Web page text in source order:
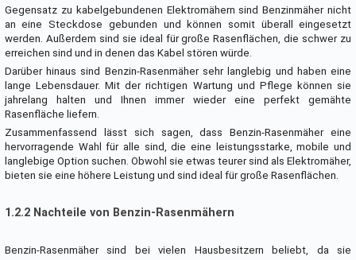
Gegensatz zu kabelgebundenen Elektromähern sind Benzinmäher nicht
an eine Steckdose gebunden und können somit überall eingesetzt
werden. Außerdem sind sie ideal für große Rasenflächen, die schwer zu
erreichen sind und in denen das Kabel stören würde.
Darüber hinaus sind Benzin-Rasenmäher sehr langlebig und haben eine
lange Lebensdauer. Mit der richtigen Wartung und Pflege können sie
jahrelang halten und Ihnen immer wieder eine perfekt gemähte
Rasenfläche liefern.
Zusammenfassend lässt sich sagen, dass Benzin-Rasenmäher eine
hervorragende Wahl für alle sind, die eine leistungsstarke, mobile und
langlebige Option suchen. Obwohl sie etwas teurer sind als Elektromäher,
bieten sie eine höhere Leistung und sind ideal für große Rasenflächen.
1.2.2 Nachteile von Benzin-Rasenmähern
Benzin-Rasenmäher sind bei vielen Hausbesitzern beliebt, da sie